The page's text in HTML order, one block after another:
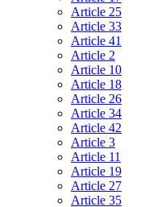
Article 25
Article 33
Article 41
Article 2
Article 10
Article 18
Article 26
Article 34
Article 42
Article 3
Article 11
Article 19
Article 27
Article 35